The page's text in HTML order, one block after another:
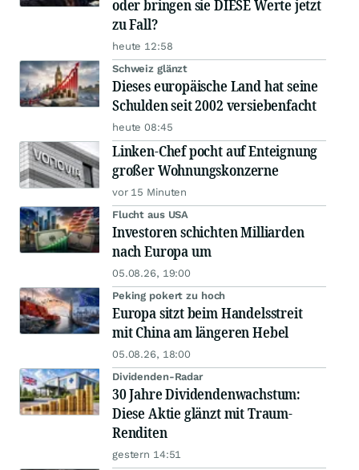
oder bringen sie DIESE Werte jetzt
zu Fall?
heute 12:58
Schweiz glänzt
Dieses europäische Land hat seine
Schulden seit 2002 versiebenfacht
heute 08:45
Linken-Chef pocht auf Enteignung
großer Wohnungskonzerne
vor 15 Minuten
Flucht aus USA
Investoren schichten Milliarden
nach Europa um
05.08.26, 19:00
Peking pokert zu hoch
Europa sitzt beim Handelsstreit
mit China am längeren Hebel
05.08.26, 18:00
Dividenden-Radar
30 Jahre Dividendenwachstum:
Diese Aktie glänzt mit Traum-
Renditen
gestern 14:51